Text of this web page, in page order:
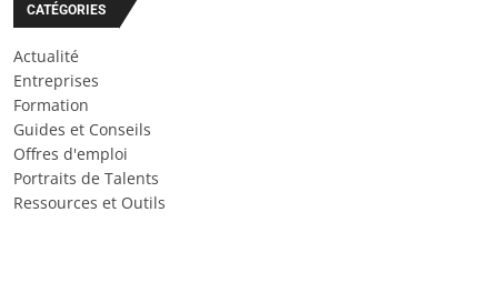
CATÉGORIES
Actualité
Entreprises
Formation
Guides et Conseils
Offres d'emploi
Portraits de Talents
Ressources et Outils